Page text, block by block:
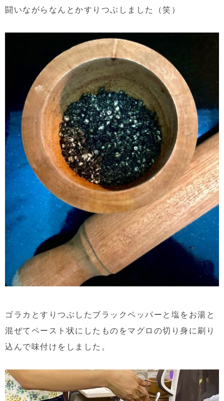
闘いながらなんとかすりつぶしました（笑）
ゴラカとすりつぶしたブラックペッパーと塩をお湯と
混ぜてペースト状にしたものをマグロの切り身に刷り
込んで味付けをしました。